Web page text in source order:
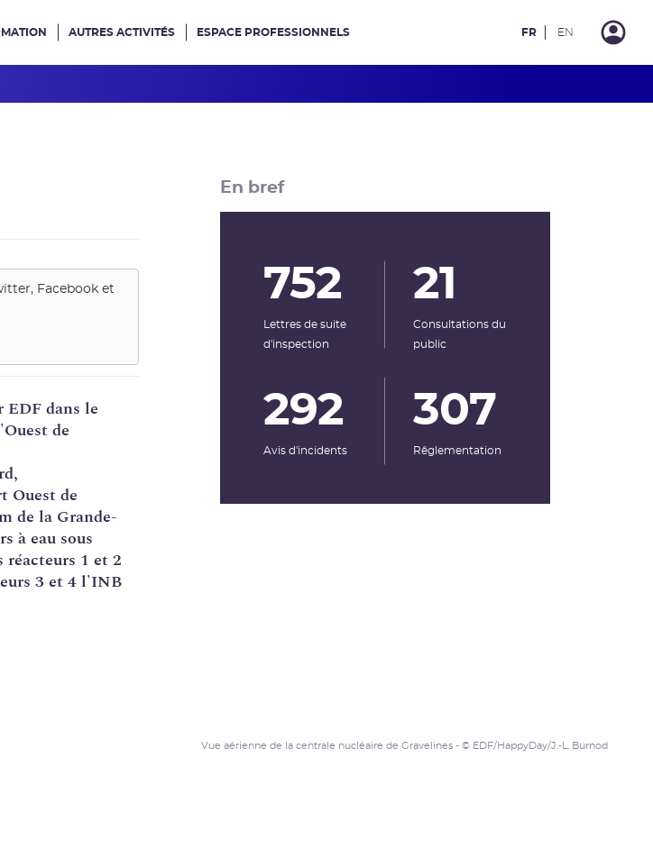
AUTRES ACTIVITÉS ESPACE PROFESSIONNELS FR EN
Facebook et
EDFdans le
de
Ouest de
de la Grande-
à eau sous
1 et 2
3 et 4 l'INB
En bref
752
Lettres de suite
d'inspection
21
Consultations du
public
292
Avis d'incidents
307
Rêglementation
Vue aérienne de la centrale nucléaire de Gravelines - © EDF/HappyDay/J.-L. Burnod